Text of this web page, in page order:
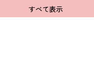
すべて表示